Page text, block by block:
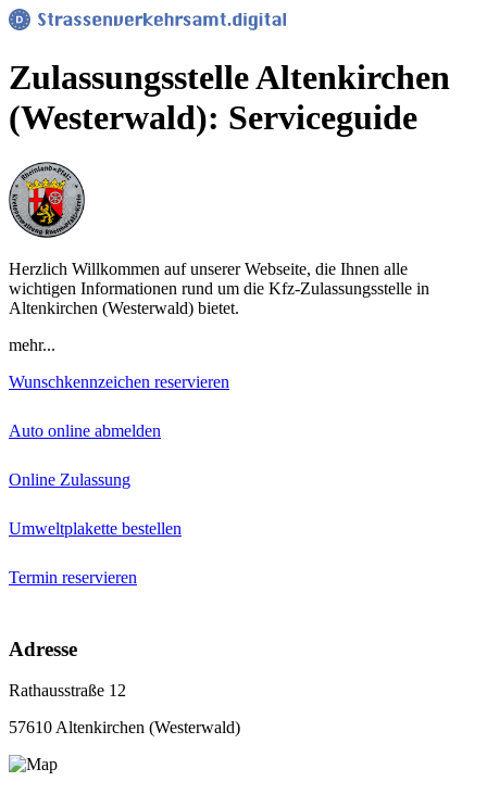
Zulassungsstelle Altenkirchen
(Westerwald): Serviceguide
Herzlich Willkommen auf unserer Webseite, die Ihnen alle
wichtigen Informationen rund um die Kfz-Zulassungsstelle in
Altenkirchen (Westerwald) bietet.
mehr...
Wunschkennzeichen reservieren
Auto online abmelden
Online Zulassung
Umweltplakette bestellen
Termin reservieren
Adresse
Rathausstraße 12
57610 Altenkirchen (Westerwald)